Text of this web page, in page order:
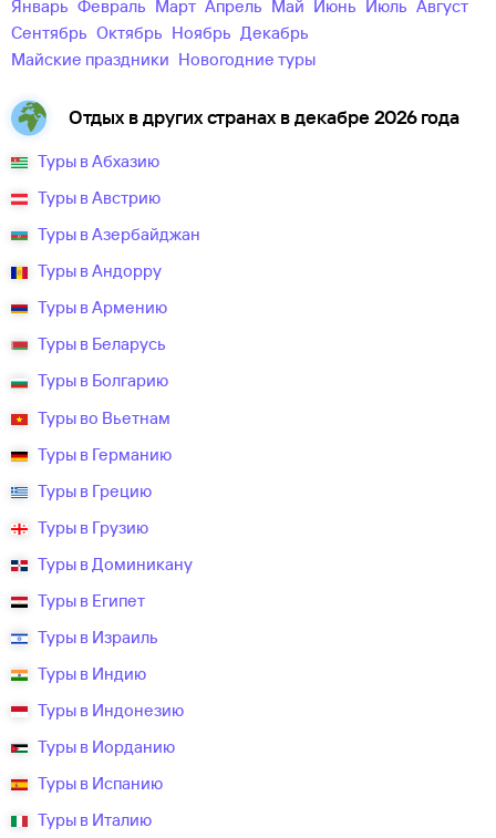
Январь
Февраль Март Апрель Май Июнь Июль
Август
Сентябрь
Октябрь Ноябрь
Декабрь
майские праздники
новогодние туры
Отдых в других странах в декабре 2026 года
Туры в Абхазию
Туры в Австрию
Туры в Азербайджан
Туры в Андорру
Туры в Армению
Туры в Беларусь
Туры в Болгарию
Туры во Вьетнам
Туры в Германию
Туры в Грецию
Туры в Грузию
Туры в Доминикану
Туры в Египет
Туры в Израиль
Туры в Индию
Туры в Индонезию
Туры в Иорданию
Туры в Испанию
Туры в Италию